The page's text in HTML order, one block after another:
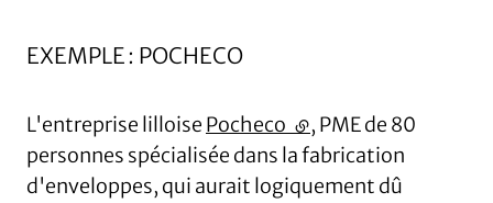
EXEMPLE : POCHECO
L'entreprise lilloise Pocheco (lien externe)
, PME de 80
personnes spécialisée dans la fabrication
d'enveloppes, qui aurait logiquement dû